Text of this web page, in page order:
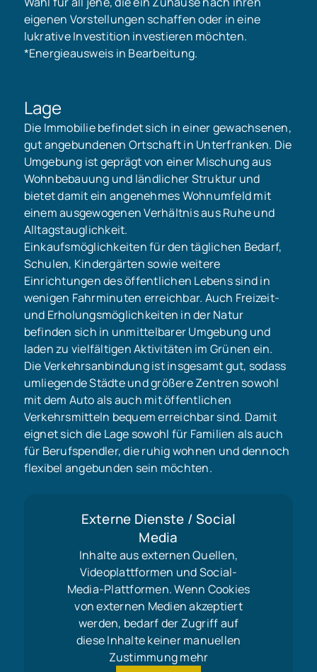
eigenen Vorstellungen schaffen oder in eine
lukrative Investition investieren möchten.
*Energieausweis in Bearbeitung.
Lage
Die Immobilie befindet sich in einer gewachsenen,
gut angebundenen Ortschaft in Unterfranken. Die
Umgebung ist geprägt von einer Mischung aus
Wohnbebauung und ländlicher Struktur und
bietet damit ein angenehmes Wohnumfeld mit
einem ausgewogenen Verhältnis aus Ruhe und
Alltagstauglichkeit.
Einkaufsmöglichkeiten für den täglichen Bedarf,
Schulen, Kindergärten sowie weitere
Einrichtungen des öffentlichen Lebens sind in
wenigen Fahrminuten erreichbar. Auch Freizeit-
und Erholungsmöglichkeiten in der Natur
befinden sich in unmittelbarer Umgebung und
laden zu vielfältigen Aktivitäten im Grünen ein.
Die Verkehrsanbindung ist insgesamt gut, sodass
umliegende Städte und größere Zentren sowohl
mit dem Auto als auch mit öffentlichen
Verkehrsmitteln bequem erreichbar sind. Damit
eignet sich die Lage sowohl für Familien als auch
für Berufspendler, die ruhig wohnen und dennoch
flexibel angebunden sein möchten.
Externe Dienste / Social
Media
Inhalte aus externen Quellen,
Videoplattformen und Social-
Media-Plattformen. Wenn Cookies
von externen Medien akzeptiert
werden, bedarf der Zugriff auf
diese Inhalte keiner manuellen
Zustimmung mehr